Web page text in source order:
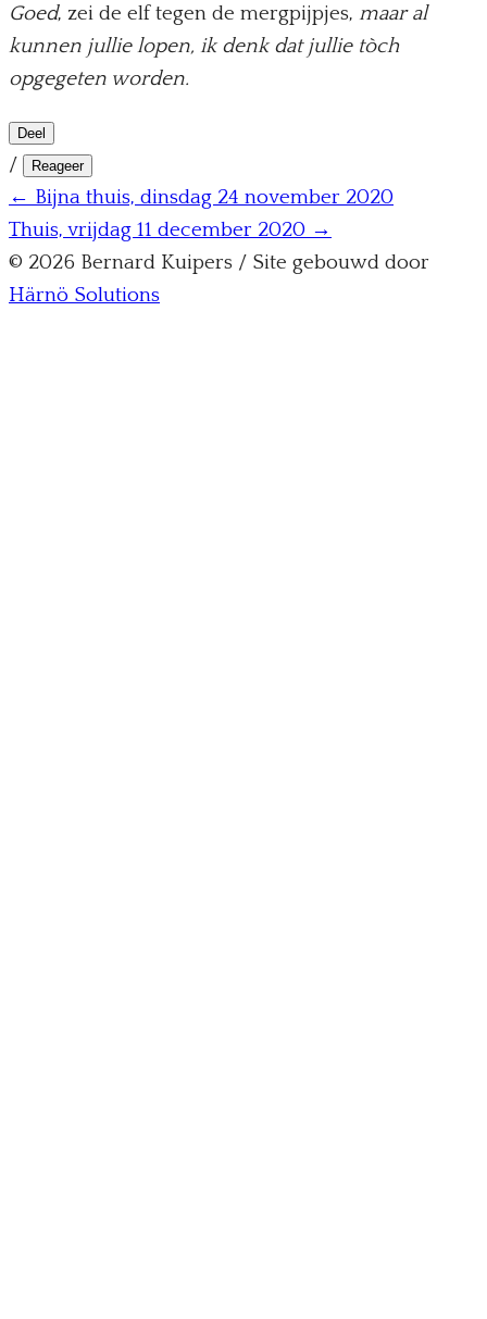
Goed, zei de elf tegen de mergpijpjes, maar al
kunnen jullie lopen, ik denk dat jullie tòch
opgegeten worden.
Deel
/ Reageer
← Bijna thuis, dinsdag 24 november 2020
Thuis, vrijdag 11 december 2020 →
© 2026 Bernard Kuipers / Site gebouwd door
Härnö Solutions